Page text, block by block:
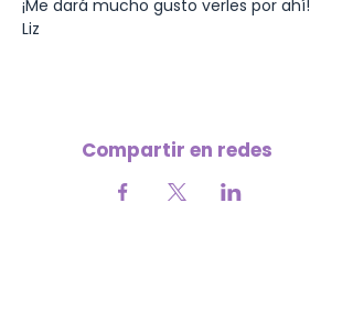
¡Me dará mucho gusto verles por ahí!
Liz
Compartir en redes